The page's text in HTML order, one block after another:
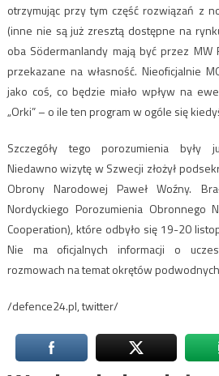
otrzymując przy tym część rozwiązań z
(inne nie są już zresztą dostępne na
oba Södermanlandy mają być przez MW
przekazane na własność. Nieoficjalnie
jako coś, co będzie miało wpływ na
„Orki” – o ile ten program w ogóle się
Szczegóły tego porozumienia były
Niedawno wizytę w Szwecji złożył
Obrony Narodowej Paweł Woźny.
Nordyckiego Porozumienia Obronnego
Cooperation), które odbyło się 19-20
Nie ma oficjalnych informacji o
rozmowach na temat okrętów
/defence24.pl, twitter/